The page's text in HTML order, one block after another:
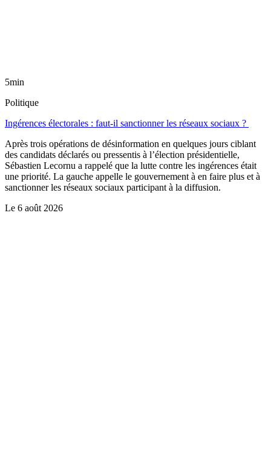
5min
Politique
Ingérences électorales : faut-il sanctionner les réseaux sociaux ?
Après trois opérations de désinformation en quelques jours ciblant
des candidats déclarés ou pressentis à l’élection présidentielle,
Sébastien Lecornu a rappelé que la lutte contre les ingérences était
une priorité. La gauche appelle le gouvernement à en faire plus et à
sanctionner les réseaux sociaux participant à la diffusion.
Le 6 août 2026